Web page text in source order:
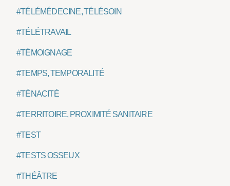
#TÉLÉMÉDECINE, TÉLÉSOIN
#TÉLÉTRAVAIL
#TÉMOIGNAGE
#TEMPS, TEMPORALITÉ
#TÉNACITÉ
#TERRITOIRE, PROXIMITÉ SANITAIRE
#TEST
#TESTS OSSEUX
#THÉÂTRE